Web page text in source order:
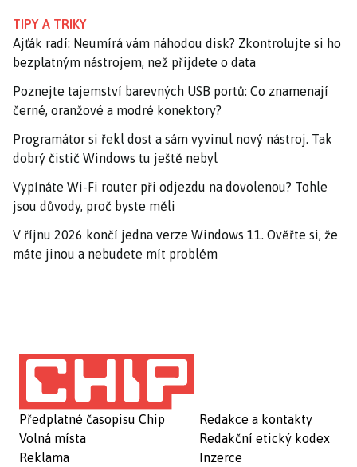
TIPY A TRIKY
Ajťák radí: Neumírá vám náhodou disk? Zkontrolujte si ho
bezplatným nástrojem, než přijdete o data
Poznejte tajemství barevných USB portů: Co znamenají
černé, oranžové a modré konektory?
Programátor si řekl dost a sám vyvinul nový nástroj. Tak
dobrý čistič Windows tu ještě nebyl
Vypínáte Wi-Fi router při odjezdu na dovolenou? Tohle
jsou důvody, proč byste měli
V říjnu 2026 končí jedna verze Windows 11. Ověřte si, že
máte jinou a nebudete mít problém
Předplatné časopisu Chip
Volná místa
Reklama
Redakce a kontakty
Redakční etický kodex
Inzerce